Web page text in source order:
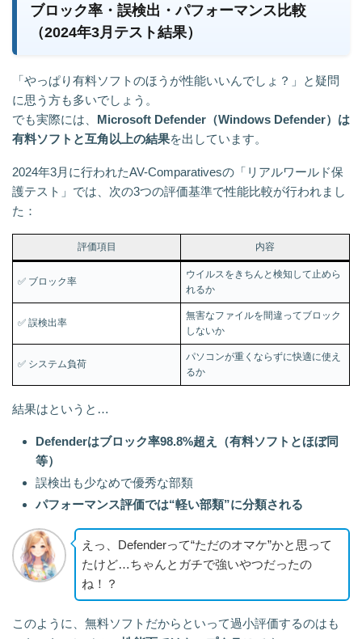
ブロック率・誤検出・パフォーマンス比較
（2024年3月テスト結果）
「やっぱり有料ソフトのほうが性能いいんでしょ？」と疑問
に思う方も多いでしょう。
でも実際には、 Microsoft Defender（Windows Defender）は
有料ソフトと互角以上の結果を出しています。
2024年3月に行われたAV-Comparativesの「リアルワールド保
護テスト」では、次の3つの評価基準で性能比較が行われまし
た：
評価項目 内容
✅ ブロック率
ウイルスをきちんと検知して止めら
れるか
✅ 誤検出率
無害なファイルを間違ってブロック
しないか
✅ システム負荷
パソコンが重くならずに快適に使え
るか
結果はというと…
Defenderはブロック率98.8%超え（有料ソフトとほぼ同
等）
誤検出も少なめで優秀な部類
パフォーマンス評価では“軽い部類”に分類される
えっ、Defenderって“ただのオマケ”かと思って
たけど…ちゃんとガチで強いやつだったの
ね！？
このように、無料ソフトだからといって過小評価するのはも